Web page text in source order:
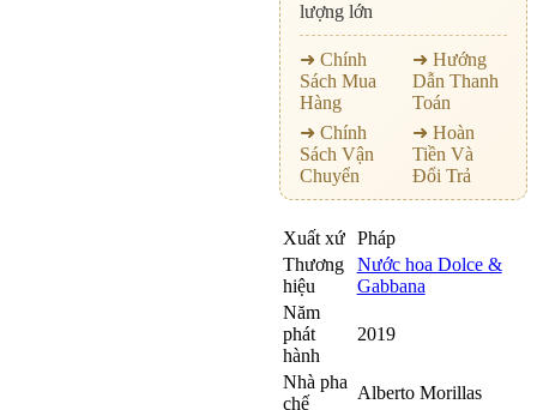
lượng lớn
➜ Chính
Sách Mua
Hàng
➜ Hướng
Dẫn Thanh
Toán
➜ Chính
Sách Vận
Chuyển
➜ Hoàn
Tiền Và
Đổi Trả
Xuất xứ
Pháp
Thương
hiệu
Nước hoa Dolce &
Gabbana
Năm
phát
hành
2019
Nhà pha
chế
Alberto Morillas